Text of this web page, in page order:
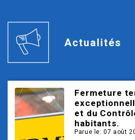
Actualités
Fermeture
et du
habitants.
Parue le: 07 août